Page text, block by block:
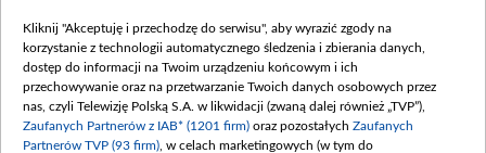
(wpłata wrzesień 100 mln, październik 350
mln, listopad 265 mln)
Dofinansowanie 48 862 000,00 PLN
Data podpisania umowy: GRUDZIEŃ 2025
(wpłata grudzień 60,548 mln)
Kliknij "Akceptuję i przechodzę do serwisu", aby wyrazić zgody na
korzystanie z technologii automatycznego śledzenia i zbierania danych,
dostęp do informacji na Twoim urządzeniu końcowym i ich
przechowywanie oraz na przetwarzanie Twoich danych osobowych przez
nas, czyli Telewizję Polską S.A. w likwidacji (zwaną dalej również „TVP”),
Zaufanych Partnerów z IAB* (1201 firm) oraz pozostałych Zaufanych
Partnerów TVP (93 firm) , w celach marketingowych (w tym do